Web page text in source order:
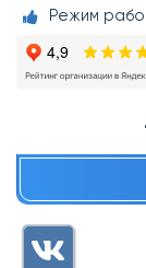
Режим